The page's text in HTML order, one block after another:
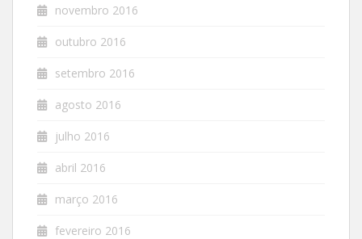
novembro 2016
outubro 2016
setembro 2016
agosto 2016
julho 2016
abril 2016
março 2016
fevereiro 2016